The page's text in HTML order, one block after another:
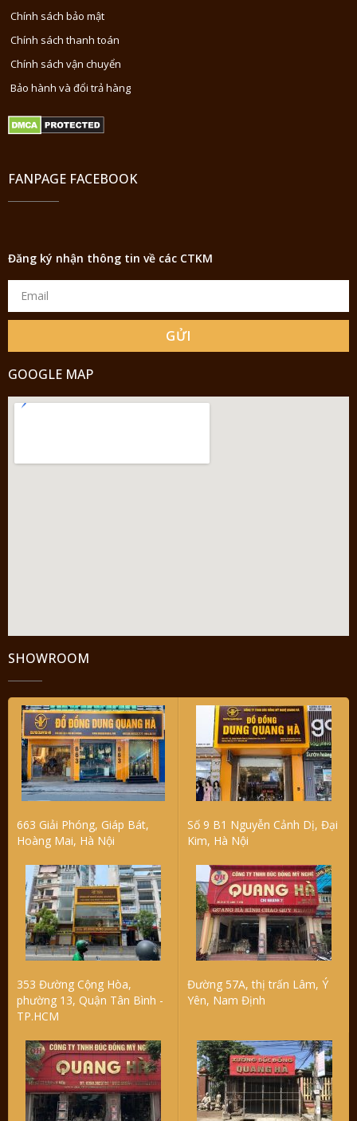
Chính sách bảo mật
Chính sách thanh toán
Chính sách vận chuyển
Bảo hành và đổi trả hàng
FANPAGE FACEBOOK
Đăng ký nhận thông tin về các CTKM
GỬI
GOOGLE MAP
SHOWROOM
663 Giải Phóng, Giáp Bát,
Hoàng Mai, Hà Nội
Số 9 B1 Nguyễn Cảnh Dị, Đại
Kim, Hà Nội
353 Đường Cộng Hòa,
phường 13, Quận Tân Bình -
TP.HCM
Đường 57A, thị trấn Lâm, Ý
Yên, Nam Định